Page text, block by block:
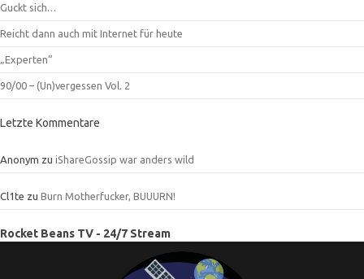
Guckt sich…
Reicht dann auch mit Internet für heute
„Experten“
90/00 – (Un)vergessen Vol. 2
Letzte Kommentare
Anonym zu iShareGossip war anders wild
Cl1te zu Burn Motherfucker, BUUURN!
Rocket Beans TV - 24/7 Stream